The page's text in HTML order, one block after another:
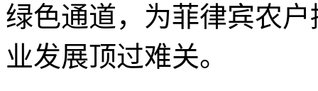
绿色通道，为菲律宾农
业发展顶过难关。